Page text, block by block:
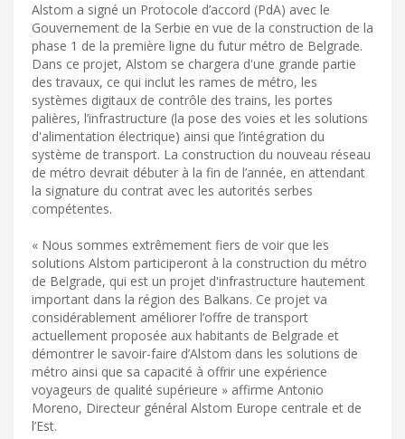
Alstom a signé un Protocole d’accord (PdA) avec le
Gouvernement de la Serbie en vue de la construction de la
phase 1 de la première ligne du futur métro de Belgrade.
Dans ce projet, Alstom se chargera d'une grande partie
des travaux, ce qui inclut les rames de métro, les
systèmes digitaux de contrôle des trains, les portes
palières, l’infrastructure (la pose des voies et les solutions
d'alimentation électrique) ainsi que l’intégration du
système de transport. La construction du nouveau réseau
de métro devrait débuter à la fin de l’année, en attendant
la signature du contrat avec les autorités serbes
compétentes.
« Nous sommes extrêmement fiers de voir que les
solutions Alstom participeront à la construction du métro
de Belgrade, qui est un projet d'infrastructure hautement
important dans la région des Balkans. Ce projet va
considérablement améliorer l’offre de transport
actuellement proposée aux habitants de Belgrade et
démontrer le savoir-faire d’Alstom dans les solutions de
métro ainsi que sa capacité à offrir une expérience
voyageurs de qualité supérieure » affirme Antonio
Moreno, Directeur général Alstom Europe centrale et de
l’Est.